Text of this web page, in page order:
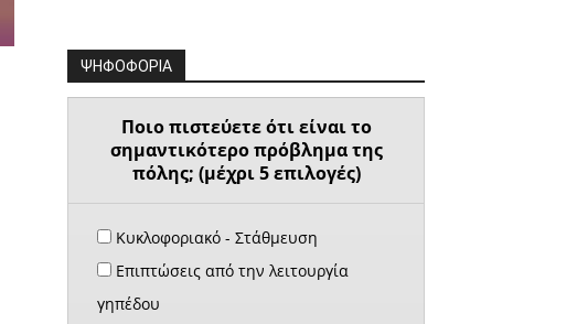
ΨΗΦΟΦΟΡΙΑ
Ποιο πιστεύετε ότι είναι το
σημαντικότερο πρόβλημα της
πόλης; (μέχρι 5 επιλογές)
Κυκλοφοριακό - Στάθμευση
Επιπτώσεις από την λειτουργία
γηπέδου